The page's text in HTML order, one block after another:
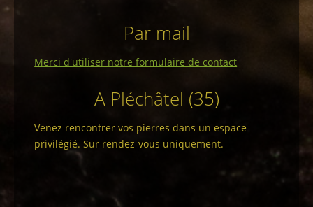
Par mail
Merci d'utiliser notre formulaire de contact
A Pléchâtel (35)
Venez rencontrer vos pierres dans un espace
privilégié. Sur rendez-vous uniquement.